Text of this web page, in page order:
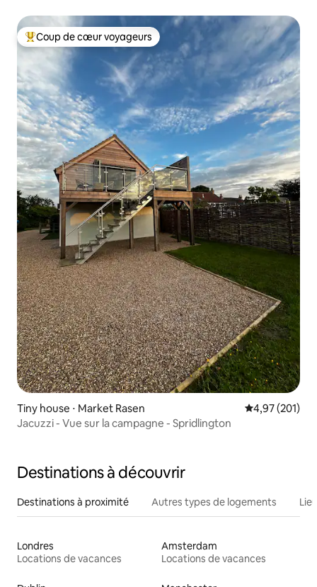
Coups de cœur voyageurs les plus appréciés
Coup de cœur voyageurs
Tiny house ⋅ Market Rasen Évaluation
4,97 (201)
Jacuzzi - Vue sur la campagne - Spridlington
Destinations à découvrir
Destinations à proximité Autres types de logements
Londres
Locations de vacances
Amsterdam
Locations de vacances